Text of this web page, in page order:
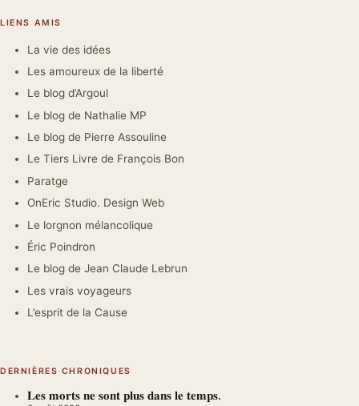
LIENS AMIS
La vie des idées
Les amoureux de la liberté
Le blog d’Argoul
Le blog de Nathalie MP
Le blog de Pierre Assouline
Le Tiers Livre de François Bon
Paratge
OnEric Studio. Design Web
Le lorgnon mélancolique
Éric Poindron
Le blog de Jean Claude Lebrun
Les vrais voyageurs
L’esprit de la Cause
DERNIÈRES CHRONIQUES
𝐋𝐞𝐬 𝐦𝐨𝐫𝐭𝐬 𝐧𝐞 𝐬𝐨𝐧𝐭 𝐩𝐥𝐮𝐬 𝐝𝐚𝐧𝐬 𝐥𝐞 𝐭𝐞𝐦𝐩𝐬.